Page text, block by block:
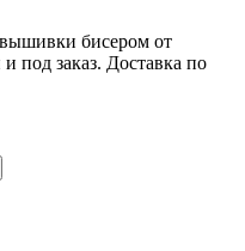
бисером от
под заказ. Доставка по